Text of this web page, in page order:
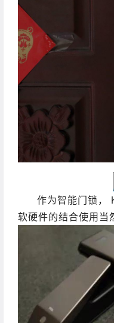
作为智能门锁，
软硬件的结合使用当